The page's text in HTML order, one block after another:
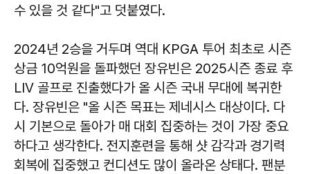
수 있을 것 같다"고 덧붙였다.
2024년 2승을 거두며 역대 KPGA 투어 최초로 시즌
상금 10억원을 돌파했던 장유빈은 2025시즌 종료 후
LIV 골프로 진출했다가 올 시즌 국내 무대에 복귀한
다. 장유빈은 "올 시즌 목표는 제네시스 대상이다. 다
시 기본으로 돌아가 매 대회 집중하는 것이 가장 중요
하다고 생각한다. 전지훈련을 통해 샷 감각과 경기력
회복에 집중했고 컨디션도 많이 올라온 상태다. 팬분